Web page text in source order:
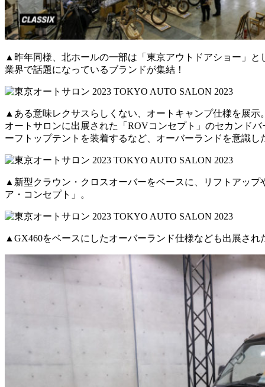
▲昨年同様、北ホールの一部は「東京アウトドアショー」
業界で話題になっているブランドが集結！
▲ある意味レクサスらしくない、オートキャンプ仕様を展
オートサロンに出展された「ROVコンセプト」のセカンド
ーフトップテントを装着するなど、オーバーランドを意識し
▲新型クラウン・クロスオーバーをベースに、リフトアッ
ア・コンセプト」。
▲GX460をベースにしたオーバーランド仕様なども出展され